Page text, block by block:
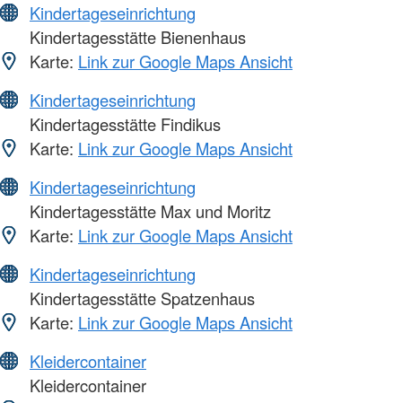
Kindertageseinrichtung
Kindertagesstätte Bienenhaus
Karte: Link zur Google Maps Ansicht
Kindertageseinrichtung
Kindertagesstätte Findikus
Karte: Link zur Google Maps Ansicht
Kindertageseinrichtung
Kindertagesstätte Max und Moritz
Karte: Link zur Google Maps Ansicht
Kindertageseinrichtung
Kindertagesstätte Spatzenhaus
Karte: Link zur Google Maps Ansicht
Kleidercontainer
Kleidercontainer